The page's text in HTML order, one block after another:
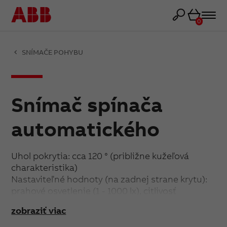
Košík
0
SNÍMAČE POHYBU
Snímač spínača
automatického
Uhol pokrytia: cca 120 ° (približne kužeľová
charakteristika)
Nastaviteľné hodnoty (na zadnej strane krytu):
prahové osvetlenie (1 - 1000 lx), citlivosť
Príp. stlačením integrovaného tlačidla na 15, 30,
zobraziť viac